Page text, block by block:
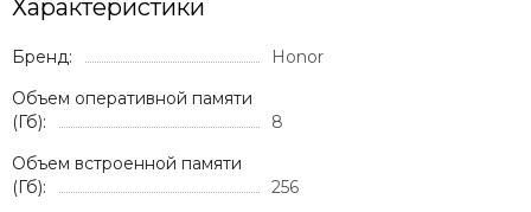
Характеристики
Бренд:
Honor
Объем оперативной памяти
(Гб):
8
Объем встроенной памяти
(Гб):
256